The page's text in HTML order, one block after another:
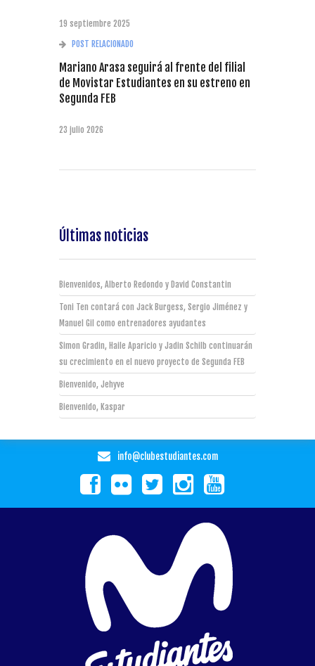
19 septiembre 2025
POST RELACIONADO
Mariano Arasa seguirá al frente del filial
de Movistar Estudiantes en su estreno en
Segunda FEB
23 julio 2026
Últimas noticias
Bienvenidos, Alberto Redondo y David Constantin
Toni Ten contará con Jack Burgess, Sergio Jiménez y
Manuel Gil como entrenadores ayudantes
Simon Gradin, Haile Aparicio y Jadin Schilb continuarán
su crecimiento en el nuevo proyecto de Segunda FEB
Bienvenido, Jehyve
Bienvenido, Kaspar
info@clubestudiantes.com